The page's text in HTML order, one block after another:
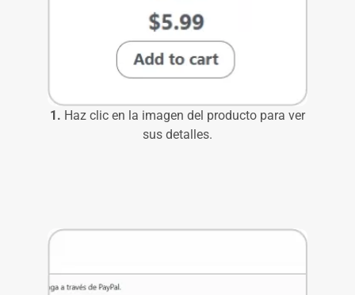
1. Haz clic en la imagen del producto para ver
sus detalles.